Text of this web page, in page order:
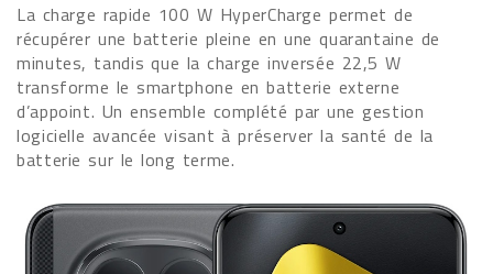
La charge rapide 100 W HyperCharge permet de
récupérer une batterie pleine en une quarantaine de
minutes, tandis que la charge inversée 22,5 W
transforme le smartphone en batterie externe
d’appoint. Un ensemble complété par une gestion
logicielle avancée visant à préserver la santé de la
batterie sur le long terme.